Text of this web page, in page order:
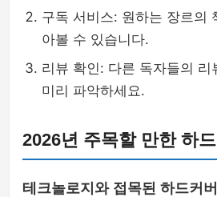
구독 서비스: 원하는 장르의
아볼 수 있습니다.
리뷰 확인: 다른 독자들의 리
미리 파악하세요.
2026년 주목할 만한 하
테크놀로지와 접목된 하드커